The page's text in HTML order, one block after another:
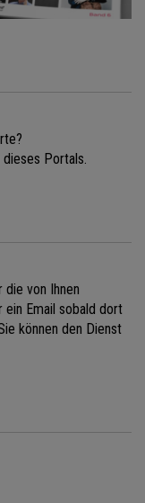
Portals.
von Ihnen
ein Email sobald dort
können den Dienst